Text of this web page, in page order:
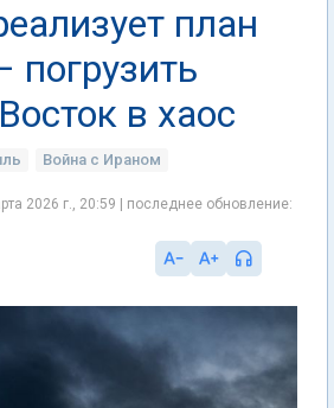
план
погрузить
в хаос
Война с Ираном
2026 г., 20:59 | последнее обновление: